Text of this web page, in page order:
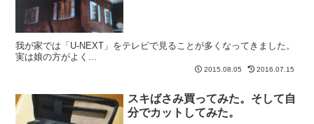
我が家では「U-NEXT」をテレビで見ることが多くなってきました。
実は娘の方がよく...
2015.08.05 2016.07.15
スキばさみ買ってみた。そして自
分でカットしてみた。